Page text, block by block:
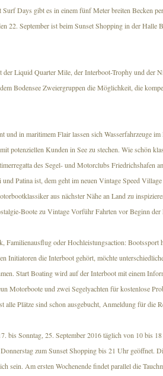
Surf Days gibt es in einem fünf Meter breiten Becken
22. September ist beim Sunset Shopping in der Halle
der Liquid Quarter Mile, der Interboot-Trophy und der
Bodensee Zweiergruppen die Möglichkeit, die
und in maritimem Flair lassen sich Wasserfahrzeuge
potenziellen Kunden in See zu stechen. Wie schön
des Segel- und Motorclubs Friedrichshafen
Patina ist, dem geht im neuen Vintage Speed
aus nächster Nähe an Land zu
Boote zu Vintage Vorführ Fahrten vor Beginn
Familienausflug oder Hochleistungsaction: Bootssport
Initiatoren die Interboot gehört, möchte
Start Boating wird auf der Interboot mit einem
Motorboote und zwei Segelyachten für kostenlose
alle Plätze sind schon ausgebucht, Anmeldung für die
bis Sonntag, 25. September 2016 täglich von 10 bis
zum Sunset Shopping bis 21 Uhr geöffnet.
sein. Am ersten Wochenende findet parallel die